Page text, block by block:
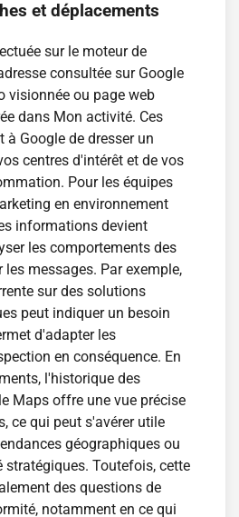
et déplacements
sur le moteur de
consultée sur Google
visionnée ou page web
dans Mon activité. Ces
à Google de dresser un
centres d'intérêt et de vos
Pour les équipes
en environnement
informations devient
les comportements des
messages. Par exemple,
sur des solutions
peut indiquer un besoin
d'adapter les
en conséquence. En
l'historique des
Maps offre une vue précise
ce qui peut s'avérer utile
géographiques ou
stratégiques. Toutefois, cette
des questions de
notamment en ce qui